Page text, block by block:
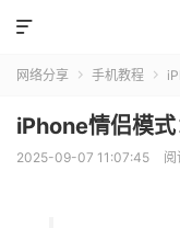

网络分享  手机教程 
iPhone情侣模
2025-09-07 11:07:45